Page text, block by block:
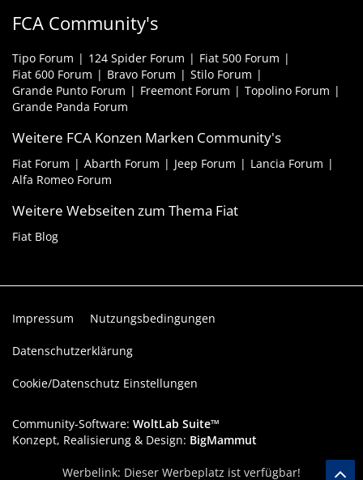
FCA Community's
Tipo Forum 124 Spider Forum
Fiat 500 Forum
Fiat 600 Forum
Bravo Forum
Stilo Forum
Grande Punto Forum
Freemont Forum
Topolino Forum
Grande Panda Forum
Weitere FCA Konzen Marken Community's
Fiat Forum Abarth Forum Jeep Forum
Lancia Forum
Alfa Romeo Forum
Weitere Webseiten zum Thema Fiat
Fiat Blog
Impressum Nutzungsbedingungen
Datenschutzerklärung
Cookie/Datenschutz Einstellungen
Community-Software: WoltLab Suite™
Konzept, Realisierung & Design: BigMammut
Werbelink: Dieser Werbeplatz ist verfügbar!